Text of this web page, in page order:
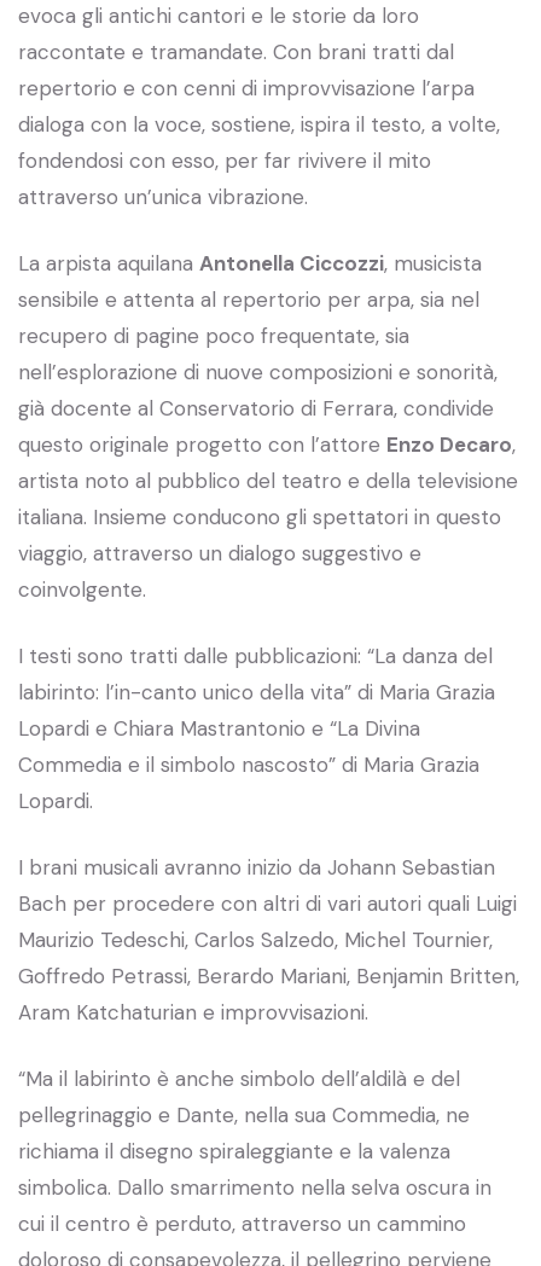
evoca gli antichi cantori e le storie da loro
raccontate e tramandate. Con brani tratti dal
repertorio e con cenni di improvvisazione l’arpa
dialoga con la voce, sostiene, ispira il testo, a volte,
fondendosi con esso, per far rivivere il mito
attraverso un’unica vibrazione.
La arpista aquilana Antonella Ciccozzi, musicista
sensibile e attenta al repertorio per arpa, sia nel
recupero di pagine poco frequentate, sia
nell’esplorazione di nuove composizioni e sonorità,
già docente al Conservatorio di Ferrara, condivide
questo originale progetto con l’attore Enzo Decaro,
artista noto al pubblico del teatro e della televisione
italiana. Insieme conducono gli spettatori in questo
viaggio, attraverso un dialogo suggestivo e
coinvolgente.
I testi sono tratti dalle pubblicazioni: “La danza del
labirinto: l’in-canto unico della vita” di Maria Grazia
Lopardi e Chiara Mastrantonio e “La Divina
Commedia e il simbolo nascosto” di Maria Grazia
Lopardi.
I brani musicali avranno inizio da Johann Sebastian
Bach per procedere con altri di vari autori quali Luigi
Maurizio Tedeschi, Carlos Salzedo, Michel Tournier,
Goffredo Petrassi, Berardo Mariani, Benjamin Britten,
Aram Katchaturian e improvvisazioni.
“Ma il labirinto è anche simbolo dell’aldilà e del
pellegrinaggio e Dante, nella sua Commedia, ne
richiama il disegno spiraleggiante e la valenza
simbolica. Dallo smarrimento nella selva oscura in
cui il centro è perduto, attraverso un cammino
doloroso di consapevolezza, il pellegrino perviene